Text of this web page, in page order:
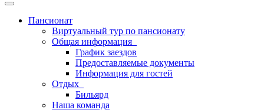
Пансионат
Виртуальный тур по пансионату
Общая информация
График заездов
Предоставляемые документы
Информация для гостей
Отдых
Бильярд
Наша команда